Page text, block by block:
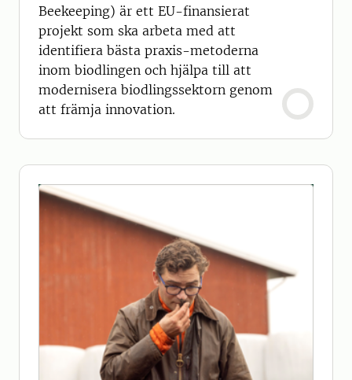
Beekeeping) är ett EU-finansierat
projekt som ska arbeta med att
identifiera bästa praxis-metoderna
inom biodlingen och hjälpa till att
modernisera biodlingssektorn genom
att främja innovation.